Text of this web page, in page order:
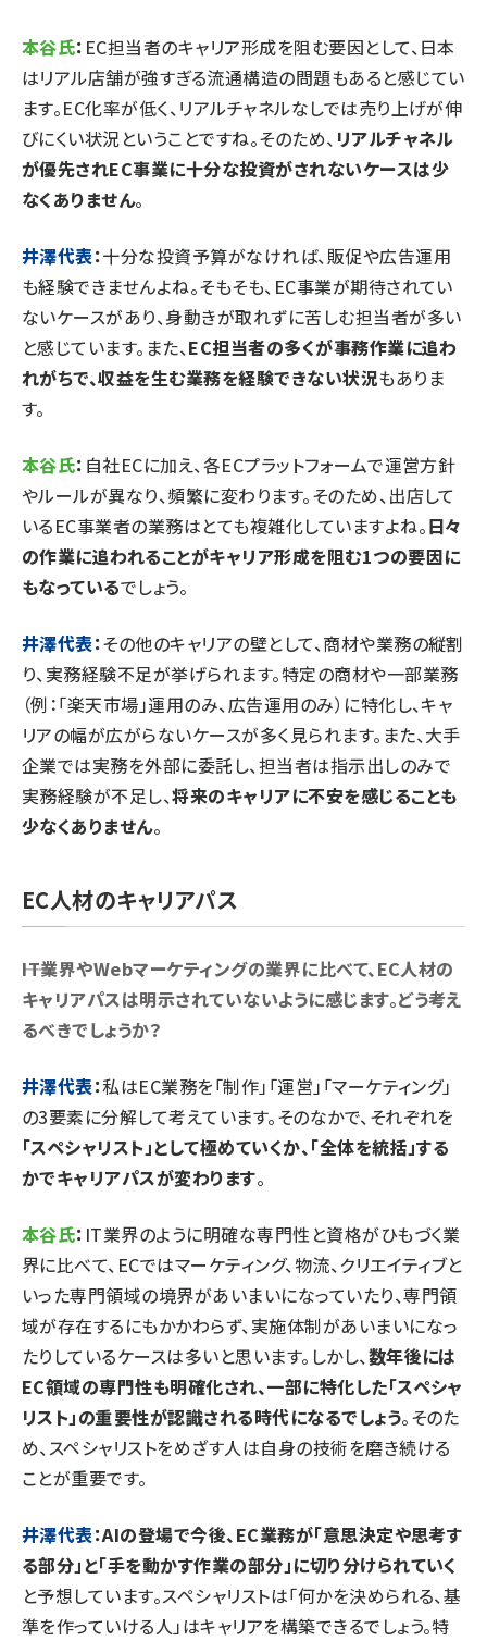
本谷氏： EC担当者のキャリア形成を阻む要因として、日本
はリアル店舗が強すぎる流通構造の問題もあると感じてい
ます。EC化率が低く、リアルチャネルなしでは売り上げが伸
びにくい状況ということですね。そのため、 リアルチャネル
が優先されEC事業に十分な投資がされないケースは少
なくありません。
井澤代表：十分な投資予算がなければ、販促や広告運用
も経験できませんよね。そもそも、EC事業が期待されてい
ないケースがあり、身動きが取れずに苦しむ担当者が多い
と感じています。また、EC担当者の多くが事務作業に追わ
れがちで、収益を生む業務を経験できない状況もありま
す。
本谷氏： 自社ECに加え、各ECプラットフォームで運営方針
やルールが異なり、頻繁に変わります。そのため、出店して
いるEC事業者の業務はとても複雑化していますよね。日々
の作業に追われることがキャリア形成を阻む1つの要因に
もなっているでしょう。
井澤代表：その他のキャリアの壁として、商材や業務の縦割
り、実務経験不足が挙げられます。特定の商材や一部業務
（例：「楽天市場」運用のみ、広告運用のみ）に特化し、キャ
リアの幅が広がらないケースが多く見られます。また、大手
企業では実務を外部に委託し、担当者は指示出しのみで
実務経験が不足し、将来のキャリアに不安を感じることも
少なくありません。
EC人材のキャリアパス
――IT業界やWebマーケティングの業界に比べて、EC人材の
キャリアパスは明示されていないように感じます。どう考え
るべきでしょうか？
井澤代表：私はEC業務を「制作」「運営」「マーケティング」
の3要素に分解して考えています。そのなかで、それぞれを
「スペシャリスト」として極めていくか、「全体を統括」する
かでキャリアパスが変わります。
本谷氏： IT業界のように明確な専門性と資格がひもづく業
界に比べて、ECではマーケティング、物流、クリエイティブと
いった専門領域の境界があいまいになっていたり、専門領
域が存在するにもかかわらず、実施体制があいまいになっ
たりしているケースは多いと思います。しかし、数年後には
EC領域の専門性も明確化され、一部に特化した「スペシャ
リスト」の重要性が認識される時代になるでしょう。そのた
め、スペシャリストをめざす人は自身の技術を磨き続ける
ことが重要です。
井澤代表：AIの登場で今後、EC業務が「意思決定や思考す
る部分」と「手を動かす作業の部分」に切り分けられていく
と予想しています。スペシャリストは「何かを決められる、基
準を作っていける人」はキャリアを構築できるでしょう。特